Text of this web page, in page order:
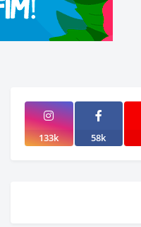
133k 58k